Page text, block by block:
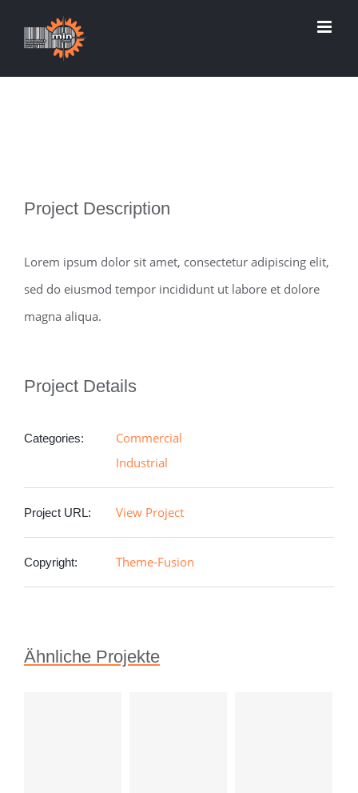
Inhalt
Larger
Project Description
Lorem ipsum dolor sit amet, consectetur adipiscing elit,
sed do eiusmod tempor incididunt ut labore et dolore
magna aliqua.
Project Details
Categories:
Commercial
Industrial
Project URL: View Project
Copyright: Theme-Fusion
Ähnliche Projekte